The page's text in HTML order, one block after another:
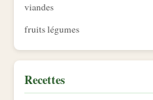
viandes
fruits légumes
Recettes